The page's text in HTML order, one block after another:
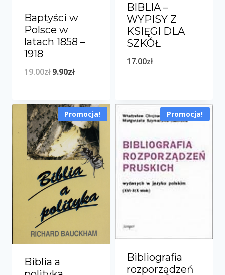
Baptyści w
Polsce w
latach 1858 –
1918
19.00zł Pierwotna
wynosiła:
19.00zł.
9.90złAktualna
wynosi:
9.90zł.
BIBLIA –
WYPISY Z
KSIĘGI DLA
SZKÓŁ
17.00zł
Promocja!
Biblia a
Promocja!
Bibliografia
rozporządzeń